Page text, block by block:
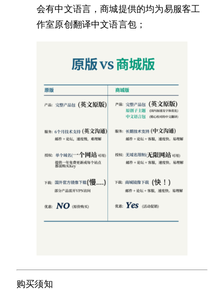
会有中文语言，商城提供的均为易服客工
作室原创翻译中文语言包；
购买须知